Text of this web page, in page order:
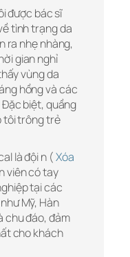
được bác sĩ
tình trạng da
ra nhẹ nhàng,
gian nghỉ
vùng da
hồng và các
biệt, quầng
tôi trông trẻ
là đội n (Xóa
viên có tay
tại các
Mỹ, Hàn
chu đáo, đảm
cho khách